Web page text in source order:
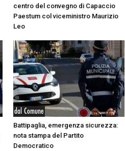
centro del convegno di Capaccio
Paestum col viceministro Maurizio
Leo
dal Comune
Battipaglia, emergenza sicurezza:
nota stampa del Partito
Democratico